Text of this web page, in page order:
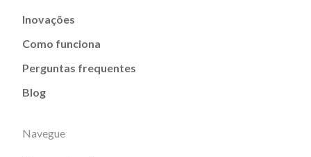
Inovações
Como funciona
Perguntas frequentes
Blog
Navegue